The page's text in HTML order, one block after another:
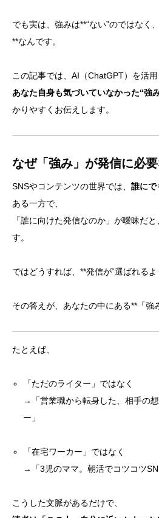
でも実は、強みは**“ない”のではなく
**なんです。
この記事では、AI（ChatGPT）を活用
あなた自身も気づいていなかった“強
かりやすくお伝えします。
なぜ「強み」が発信に必
SNSやコンテンツの世界では、 誰にで
ある一方で、
「誰に向けた発信なのか」が曖昧だ
す。
ではどうすれば、**発信が“選ばれる
その答えが、あなたの中にある**「強
たとえば、
「ただのライター」ではなく
→「営業職から転身した、相手の
ー」
「在宅ワーカー」ではなく
→「3児のママ。朝活でコツコツ
こうした文脈があるだけで、